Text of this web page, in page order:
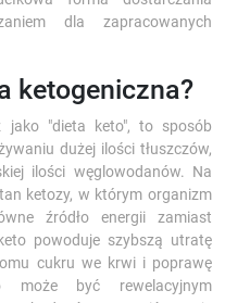
dla zapracowanych
ketogeniczna?
jako "dieta keto", to sposób
dużej ilości tłuszczów,
ilości węglowodanów. Na
ketozy, w którym organizm
źródło energii zamiast
powoduje szybszą utratę
cukru we krwi i poprawę
może być rewelacyjnym